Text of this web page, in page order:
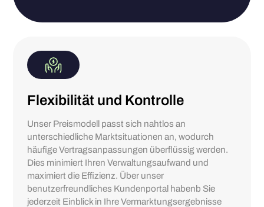
Flexibilität und Kontrolle
Unser Preismodell passt sich nahtlos an
unterschiedliche Marktsituationen an, wodurch
häufige Vertragsanpassungen überflüssig werden.
Dies minimiert Ihren Verwaltungsaufwand und
maximiert die Effizienz. Über unser
benutzerfreundliches Kundenportal habenb Sie
jederzeit Einblick in Ihre Vermarktungsergebnisse